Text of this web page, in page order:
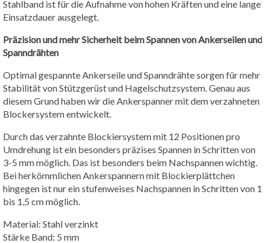
Stahlband ist für die Aufnahme von hohen Kräften und eine lange
Einsatzdauer ausgelegt.
Präzision und mehr Sicherheit beim Spannen von Ankerseilen und
Spanndrähten
Optimal gespannte Ankerseile und Spanndrähte sorgen für mehr
Stabilität von Stützgerüst und Hagelschutzsystem. Genau aus
diesem Grund haben wir die Ankerspanner mit dem verzahneten
Blockersystem entwickelt.
Durch das verzahnte Blockiersystem mit 12 Positionen pro
Umdrehung ist ein besonders präzises Spannen in Schritten von
3-5 mm möglich. Das ist besonders beim Nachspannen wichtig.
Bei herkömmlichen Ankerspannern mit Blockierplättchen
hingegen ist nur ein stufenweises Nachspannen in Schritten von 1
bis 1,5 cm möglich.
Material: Stahl verzinkt
Stärke Band: 5 mm